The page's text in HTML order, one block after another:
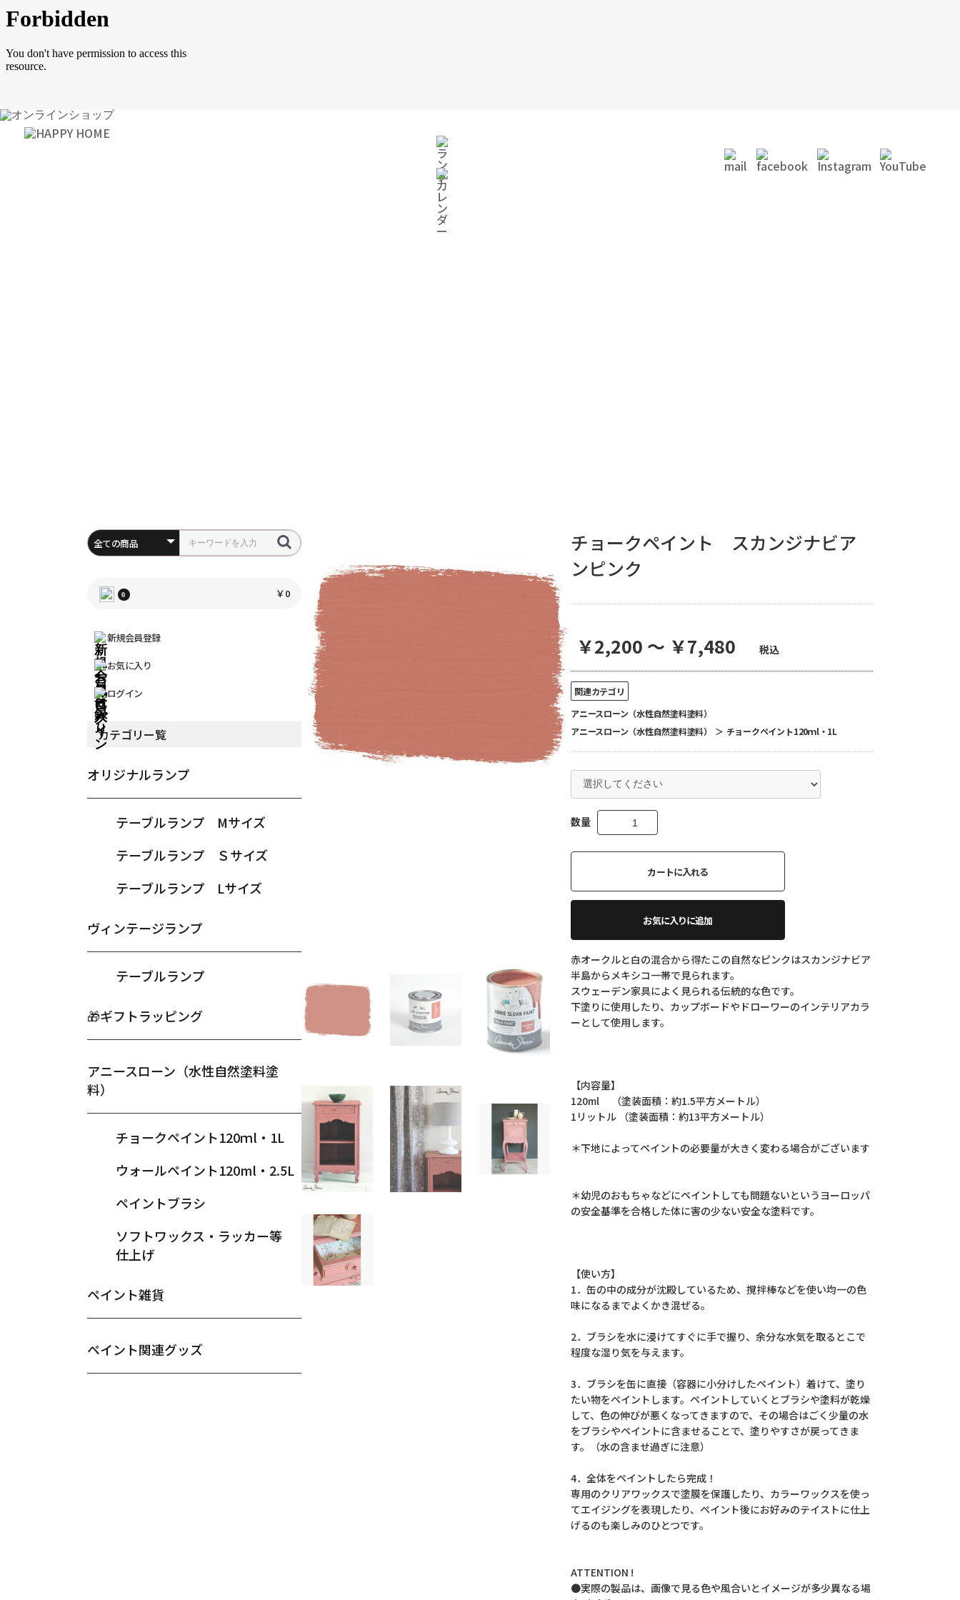
0 ￥0
新規会員登録
お気に入り
ログイン
カテゴリー覧
オリジナルランプ
テーブルランプ Mサイズ
テーブルランプ Ｓサイズ
テーブルランプ Lサイズ
ヴィンテージランプ
テーブルランプ
🎁ギフトラッピング
アニースローン（水性自然塗料塗
料）
チョークペイント120ｍl・1L
ウォールペイント120ml・2.5L
ペイントブラシ
ソフトワックス・ラッカー等
仕上げ
ペイント雑貨
ペイント関連グッズ
チョークペイント スカンジナビア
ンピンク
￥2,200 ～ ￥7,480 税込
関連カテゴリ
アニースローン（水性自然塗料塗料）
アニースローン（水性自然塗料塗料）
＞ チョークペイント120ｍl・1L
数量
カートに入れる
お気に入りに追加
赤オークルと白の混合から得たこの自然なピンクはスカンジナビア
半島からメキシコ一帯で見られます。
スウェーデン家具によく見られる伝統的な色です。
下塗りに使用したり、カップボードやドローワーのインテリアカラ
ーとして使用します。
【内容量】
120ml （塗装面積：約1.5平方メートル）
1リットル （塗装面積：約13平方メートル）
＊下地によってペイントの必要量が大きく変わる場合がございます
＊幼児のおもちゃなどにペイントしても問題ないというヨーロッパ
の安全基準を合格した体に害の少ない安全な塗料です。
【使い方】
1．缶の中の成分が沈殿しているため、撹拌棒などを使い均一の色
味になるまでよくかき混ぜる。
2．ブラシを水に浸けてすぐに手で握り、余分な水気を取るとこで
程度な湿り気を与えます。
3．ブラシを缶に直接（容器に小分けしたペイント）着けて、塗り
たい物をペイントします。ペイントしていくとブラシや塗料が乾燥
して、色の伸びが悪くなってきますので、その場合はごく少量の水
をブラシやペイントに含ませることで、塗りやすさが戻ってきま
す。（水の含ませ過ぎに注意）
4．全体をペイントしたら完成！
専用のクリアワックスで塗膜を保護したり、カラーワックスを使っ
てエイジングを表現したり、ペイント後にお好みのテイストに仕上
げるのも楽しみのひとつです。
ATTENTION !
●実際の製品は、画像で見る色や風合いとイメージが多少異なる場